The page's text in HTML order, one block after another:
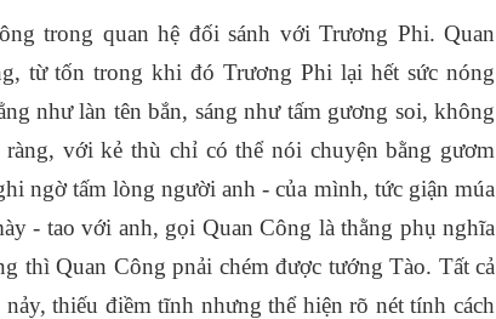
trong quan hệ đối sánh với Trương Phi. Quan
từ tốn trong khi đó Trương Phi lại hết sức nóng
như làn tên bắn, sáng như tấm gương soi, không
với kẻ thù chỉ có thể nói chuyện bằng gươm
ngờ tấm lòng người anh - của mình, tức giận múa
- tao với anh, gọi Quan Công là thằng phụ nghĩa
thì Quan Công pnải chém được tướng Tào. Tất cả
thiếu điềm tĩnh nhưng thể hiện rõ nét tính cách